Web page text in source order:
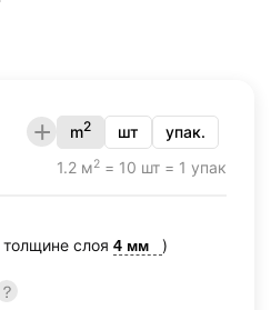
m2 шт
упак.
1.2 м2 = 10 шт = 1 упак
слоя )